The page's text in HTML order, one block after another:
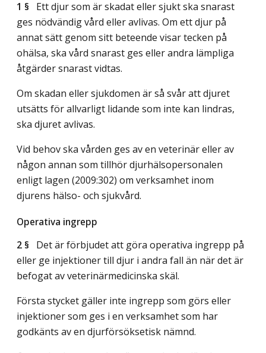
1 § Ett djur som är skadat eller sjukt ska snarast
ges nödvändig vård eller avlivas. Om ett djur på
annat sätt genom sitt beteende visar tecken på
ohälsa, ska vård snarast ges eller andra lämpliga
åtgärder snarast vidtas.
Om skadan eller sjukdomen är så svår att djuret
utsätts för allvarligt lidande som inte kan lindras,
ska djuret avlivas.
Vid behov ska vården ges av en veterinär eller av
någon annan som tillhör djurhälsopersonalen
enligt lagen (2009:302) om verksamhet inom
djurens hälso- och sjukvård.
Operativa ingrepp
2 § Det är förbjudet att göra operativa ingrepp på
eller ge injektioner till djur i andra fall än när det är
befogat av veterinärmedicinska skäl.
Första stycket gäller inte ingrepp som görs eller
injektioner som ges i en verksamhet som har
godkänts av en djurförsöksetisk nämnd.